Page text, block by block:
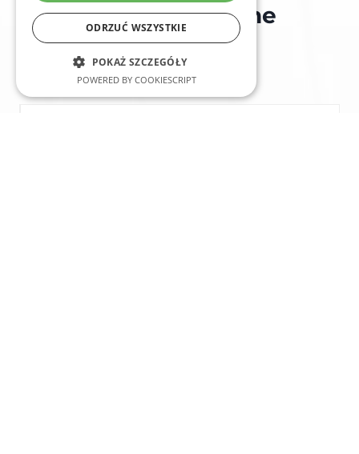
Najczęściej zadawane
pytania
ODRZUĆ WSZYSTKIE
POKAŻ SZCZEGÓŁY
POWERED BY COOKIESCRIPT